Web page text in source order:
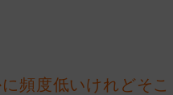
頻度低いけれどそこ